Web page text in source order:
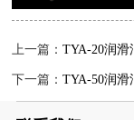
上一篇：TYA-20润
下一篇：TYA-50润